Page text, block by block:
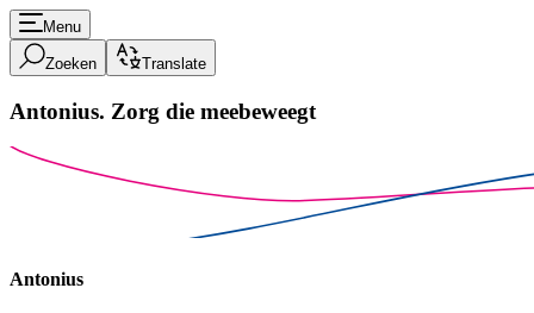
Menu
Zoeken Translate
Antonius. Zorg die meebeweegt
Antonius